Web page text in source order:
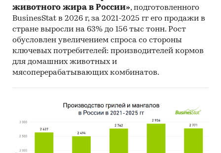
животного жира в России», подготовленного
BusinesStat в 2026 г, за 2021-2025 гг его продажи в
стране выросли на 63% до 156 тыс тонн. Рост
обусловлен увеличением спроса со стороны
ключевых потребителей: производителей кормов
для домашних животных и
мясоперерабатывающих комбинатов.